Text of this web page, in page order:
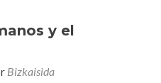
y el
Bizkaisida